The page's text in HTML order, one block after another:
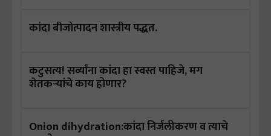
कांदा बीजोत्पादन शास्त्रीय पद्धत.
कटुसत्य! सर्व्यांना कांदा हा स्वस्त पाहिजे, मग
शेतकऱ्यांचे काय होणार?
Onion dihydration:कांदा निर्जलीकरण व त्याचे